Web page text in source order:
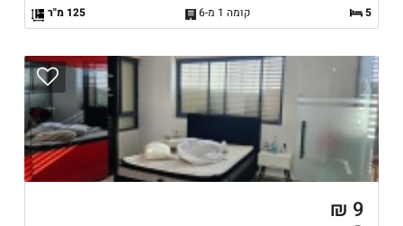
5 קומה 1 מ-6 125 מ"ר
9 ₪